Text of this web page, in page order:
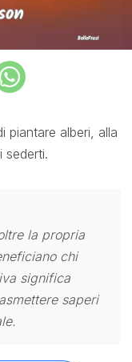
piantare alberi, alla
sederti.
la propria
chi
significa
saperi